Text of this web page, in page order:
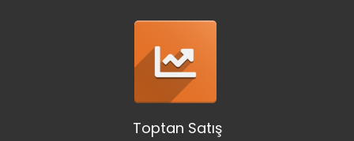
Toptan Satış